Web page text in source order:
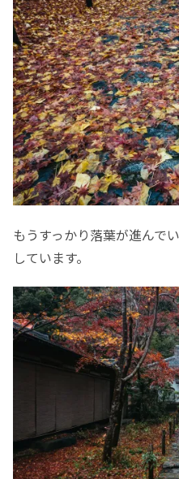
もうすっかり落葉が進んで
しています。